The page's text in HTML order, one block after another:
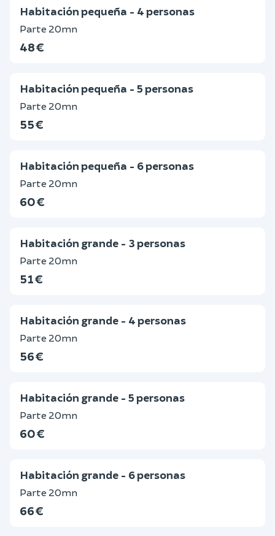
Habitación pequeña - 4 personas
Parte 20mn
48 €
Habitación pequeña - 5 personas
Parte 20mn
55 €
Habitación pequeña - 6 personas
Parte 20mn
60 €
Habitación grande - 3 personas
Parte 20mn
51 €
Habitación grande - 4 personas
Parte 20mn
56 €
Habitación grande - 5 personas
Parte 20mn
60 €
Habitación grande - 6 personas
Parte 20mn
66 €